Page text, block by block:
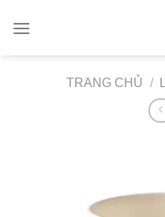
TRANG CHỦ /